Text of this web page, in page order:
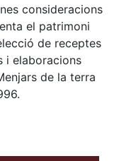
consideracions
el patrimoni
de receptes
i elaboracions
de la terra